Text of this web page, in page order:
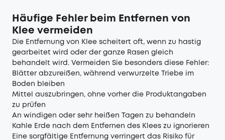
Häufige Fehler beim Entfernen von
Klee vermeiden
Die Entfernung von Klee scheitert oft, wenn zu hastig
gearbeitet wird oder der ganze Rasen gleich
behandelt wird. Vermeiden Sie besonders diese Fehler:
Blätter abzureißen, während verwurzelte Triebe im
Boden bleiben
Mittel auszubringen, ohne vorher die Produktangaben
zu prüfen
An windigen oder sehr heißen Tagen zu behandeln
Kahle Erde nach dem Entfernen des Klees zu ignorieren
Eine sorgfältige Entfernung verringert das Risiko für